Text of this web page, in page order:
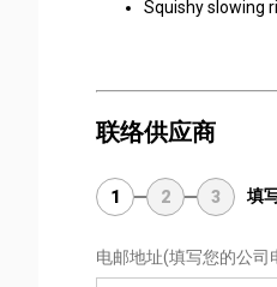
Squishy slowing
联络供应商
1 2 3 填
电邮地址(填写您的公司